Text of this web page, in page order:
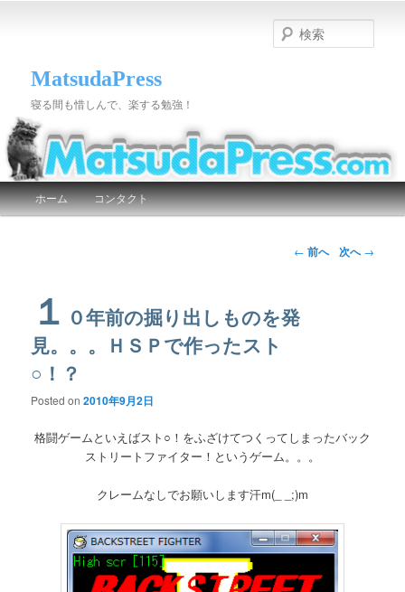
MatsudaPress
寝る間も惜しんで、楽する勉強！
索
メインメニュー
メインコンテンツへ移動
サブコンテンツへ移動
ホーム コンタクト
← 前へ 次へ→
１ ０年前の掘り出しものを発
見。。。ＨＳＰで作ったスト
○！？
Posted on2010年9月2日
格闘ゲームといえばスト○！をふざけてつくってしまったバック
ストリートファイター！というゲーム。。。
クレームなしでお願いします汗m(_ _;)m